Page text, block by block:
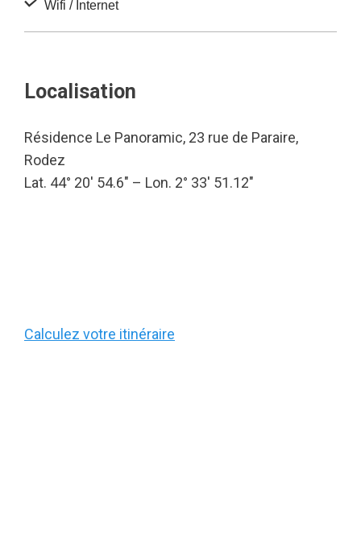
Wifi / Internet
Localisation
Résidence Le Panoramic, 23 rue de Paraire,
Rodez
Lat. 44° 20′ 54.6″ – Lon. 2° 33′ 51.12″
Calculez votre itinéraire